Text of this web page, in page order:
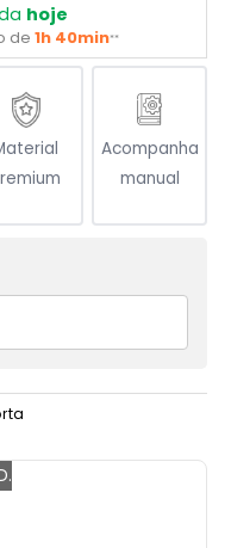
hoje
de 1h 40min**
Acompanha
manual